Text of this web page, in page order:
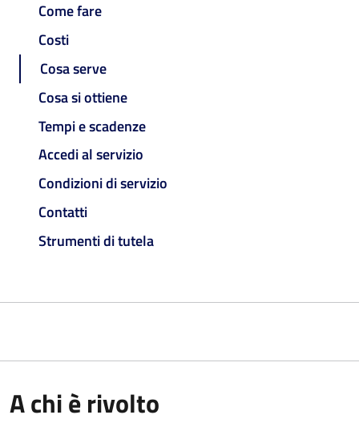
Come fare
Costi
Cosa serve
Cosa si ottiene
Tempi e scadenze
Accedi al servizio
Condizioni di servizio
Contatti
Strumenti di tutela
A chi è rivolto